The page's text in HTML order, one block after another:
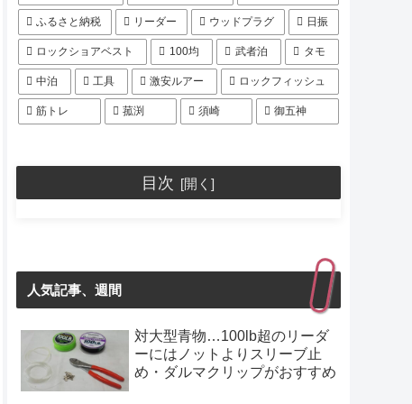
ふるさと納税 リーダー ウッドプラグ 日振
ロックショアベスト 100均 武者泊 タモ
中泊 工具 激安ルアー ロックフィッシュ
筋トレ 菰渕 須崎 御五神
目次
人気記事、週間
対大型青物…100lb超のリーダ
ーにはノットよりスリーブ止
め・ダルマクリップがおすすめ